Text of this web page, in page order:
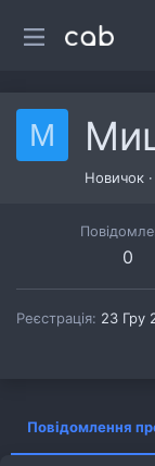
М
Новичок ·
0
Реєстрація 23 Гру
Повідомлення